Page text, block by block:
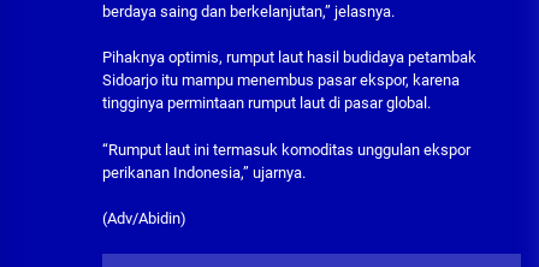
berdaya saing dan berkelanjutan,” jelasnya.
Pihaknya optimis, rumput laut hasil budidaya petambak
Sidoarjo itu mampu menembus pasar ekspor, karena
tingginya permintaan rumput laut di pasar global.
“Rumput laut ini termasuk komoditas unggulan ekspor
perikanan Indonesia,” ujarnya.
(Adv/Abidin)